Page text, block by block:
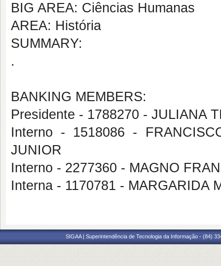
BIG AREA: Ciências Humanas
AREA: História
SUMMARY:
.
BANKING MEMBERS:
Presidente - 1788270 - JULIANA
Interno - 1518086 -
JUNIOR
Interno - 2277360 - MAGNO
Interna - 1170781 - MARGARIDA
SIGAA | Superintendência de Tecnologia da Informação - (84)